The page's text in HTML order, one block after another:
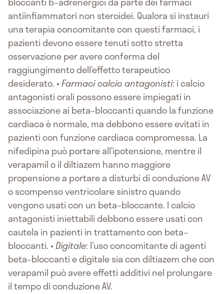
antiinfiammatori non steroidei. Qualora si instauri
una terapia concomitante con questi farmaci, i
pazienti devono essere tenuti sotto stretta
osservazione per avere conferma del
raggiungimento dell’effetto terapeutico
desiderato. •Farmaci calcio antagonisti: i calcio
antagonisti orali possono essere impiegati in
associazione ai beta–bloccanti quando la funzione
cardiaca è normale, ma debbono essere evitati in
pazienti con funzione cardiaca compromessa. La
nifedipina può portare all’ipotensione, mentre il
verapamil o il diltiazem hanno maggiore
propensione a portare a disturbi di conduzione AV
o scompenso ventricolare sinistro quando
vengono usati con un beta–bloccante. I calcio
antagonisti iniettabili debbono essere usati con
cautela in pazienti in trattamento con beta–
bloccanti. •Digitale: l’uso concomitante di agenti
beta–bloccanti e digitale sia con diltiazem che con
verapamil può avere effetti additivi nel prolungare
il tempo di conduzione AV.